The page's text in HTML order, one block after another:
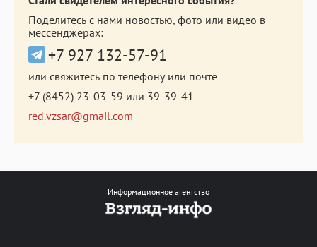
Поделитесь с нами новостью, фото или видео в
мессенджерах:
+7 927 132-57-91
или свяжитесь по телефону или почте
+7 (8452) 23-03-59 или 39-39-41
red.vzsar@gmail.com
Информационное агентство